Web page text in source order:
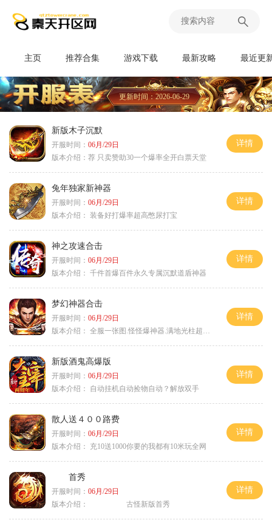
主页 推荐合集 游戏下载 最新攻略 最近更
更新时间：2026-06-29
新版木子沉默
开服时间： 06月/29日
版本介绍： 荐 只卖赞助30一个爆率全开白票天堂
详情
兔年独家新神器
开服时间： 06月/29日
版本介绍： 装备好打爆率超高憋尿打宝
详情
神之攻速合击
开服时间： 06月/29日
版本介绍： 千件首爆百件永久专属沉默道盾神器
详情
梦幻神器合击
开服时间： 06月/29日
版本介绍： 全服一张图.怪怪爆神器.满地光柱超激情
详情
新版酒鬼高爆版
开服时间： 06月/29日
版本介绍：
自动挂机自动捡物自动？解放双手
详情
散人送４００路费
开服时间： 06月/29日
版本介绍：
充10送1000你要的我都有10米玩全网
详情
首秀
开服时间： 06月/29日
版本介绍：
古怪新版首秀
详情